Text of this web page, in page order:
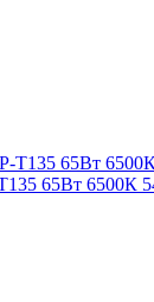
65Вт 6500К